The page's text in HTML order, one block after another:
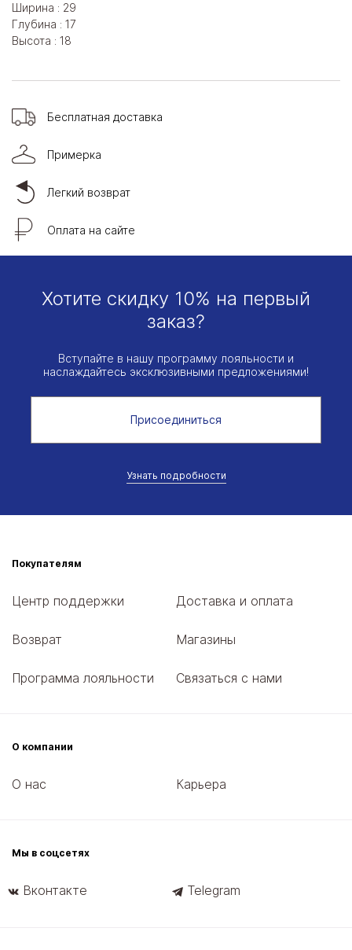
Ширина : 29
Глубина : 17
Высота : 18
Бесплатная доставка
Примерка
Легкий возврат
Оплата на сайте
Хотите скидку 10% на первый
заказ?
Вступайте в нашу программу лояльности и
наслаждайтесь эксклюзивными предложениями!
Присоединиться
Узнать подробности
Покупателям
Центр поддержки Доставка и оплата
Возврат Магазины
Программа лояльности Связаться с нами
О компании
О нас Карьера
Мы в соцсетях
Вконтакте Telegram